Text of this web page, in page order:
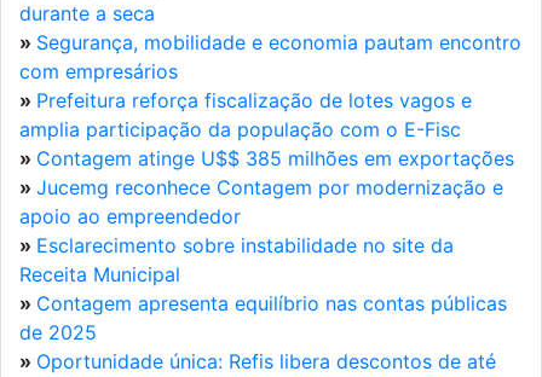
durante a seca
» Segurança, mobilidade e economia pautam encontro
com empresários
» Prefeitura reforça fiscalização de lotes vagos e
amplia participação da população com o E-Fisc
» Contagem atinge U$$ 385 milhões em exportações
» Jucemg reconhece Contagem por modernização e
apoio ao empreendedor
» Esclarecimento sobre instabilidade no site da
Receita Municipal
» Contagem apresenta equilíbrio nas contas públicas
de 2025
» Oportunidade única: Refis libera descontos de até